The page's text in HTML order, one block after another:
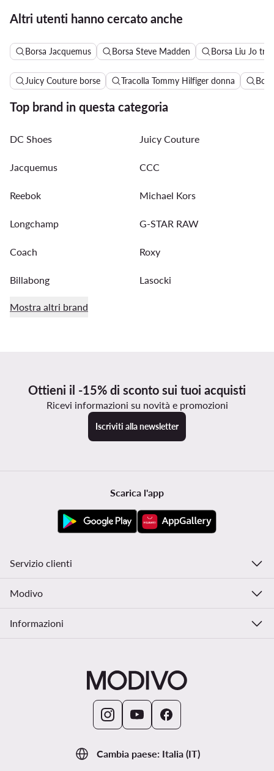
Altri utenti hanno cercato anche
Borsa Jacquemus Borsa Steve Madden Borsa Liu Jo
Juicy Couture borse Tracolla Tommy Hilfiger donna
Top brand in questa categoria
DC Shoes Juicy Couture
Jacquemus CCC
Reebok Michael Kors
Longchamp G-STAR RAW
Coach Roxy
Billabong Lasocki
Mostra altri brand
Ottieni il -15% di sconto sui tuoi acquisti
Ricevi informazioni su novità e promozioni
Iscriviti alla newsletter
Cambia paese: Italia (IT)
Scarica l'app
Servizio clienti
Modivo
Informazioni